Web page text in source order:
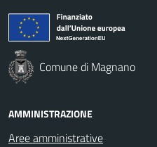
Comune di Magnano
AMMINISTRAZIONE
Aree amministrative